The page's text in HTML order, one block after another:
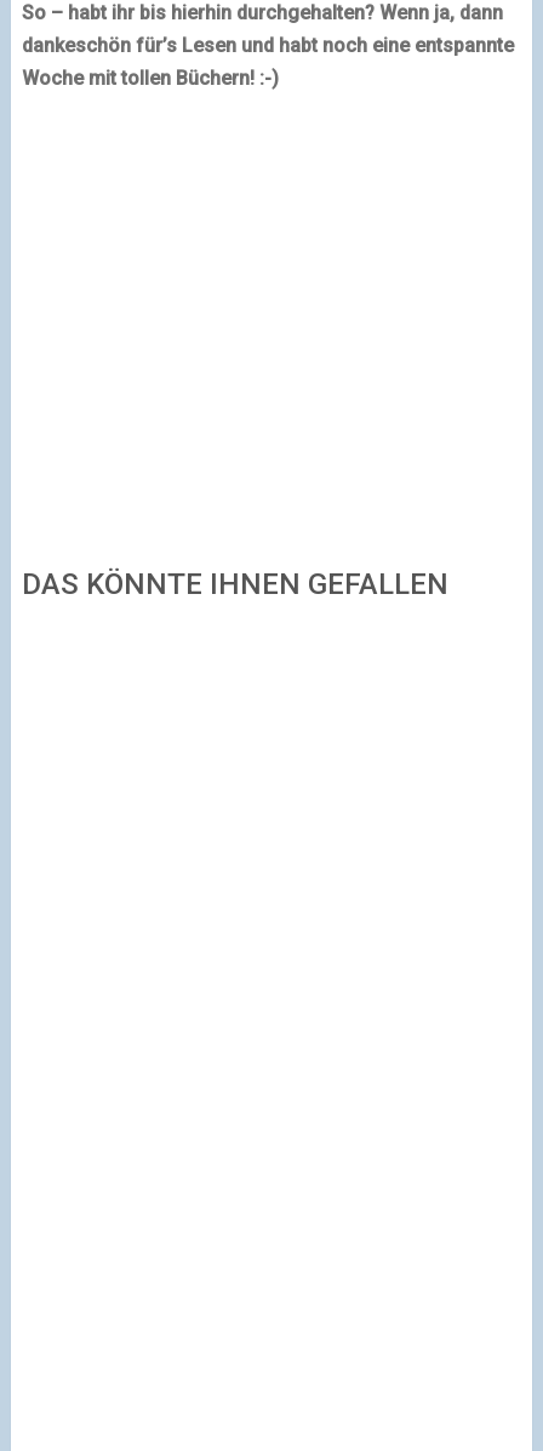
So – habt ihr bis hierhin durchgehalten? Wenn ja, dann
dankeschön für’s Lesen und habt noch eine entspannte
Woche mit tollen Büchern! :-)
DAS KÖNNTE IHNEN GEFALLEN